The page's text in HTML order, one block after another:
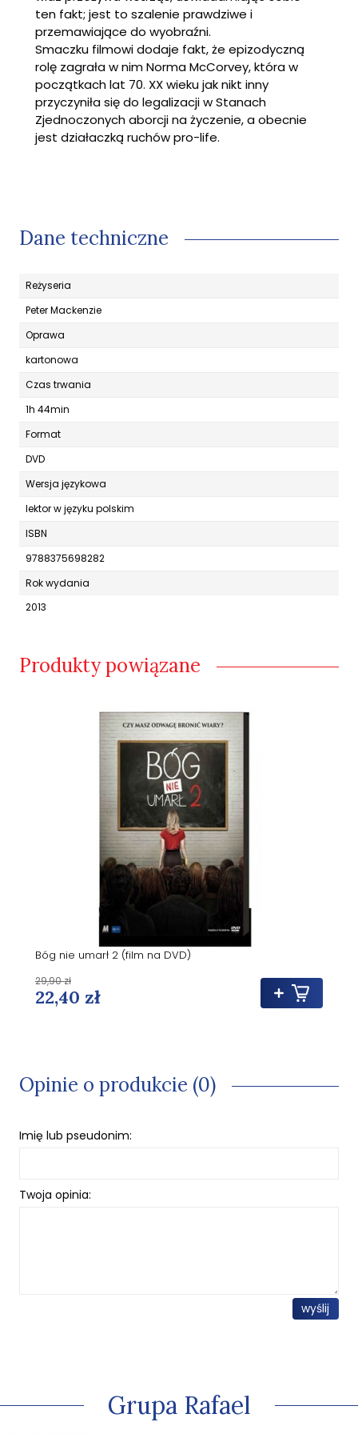
ten fakt; jest to szalenie prawdziwe i
przemawiające do wyobraźni.
Smaczku filmowi dodaje fakt, że epizodyczną
rolę zagrała w nim Norma McCorvey, która w
początkach lat 70. XX wieku jak nikt inny
przyczyniła się do legalizacji w Stanach
Zjednoczonych aborcji na życzenie, a obecnie
jest działaczką ruchów pro-life.
Dane techniczne
Reżyseria
Peter Mackenzie
Oprawa
kartonowa
Czas trwania
1h 44min
Format
DVD
Wersja językowa
lektor w języku polskim
ISBN
9788375698282
Rok wydania
2013
Produkty powiązane
Bóg nie umarł 2 (film na DVD)
22,40 zł
29,90 zł
Opinie o produkcie (0)
Imię lub pseudonim:
Twoja opinia:
wyślij
Grupa Rafael